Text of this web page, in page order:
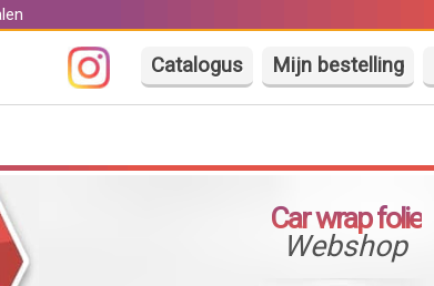
Catalogus Mijn bestelling
Car wrap folie
Webshop